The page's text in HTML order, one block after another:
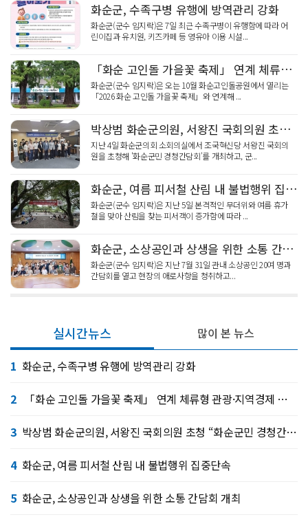
화순군, 수족구병 유행에 방역관리 강화
화순군(군수 임지락)은 7일 최근 수족구병이 유행함에 따라 어
린이집과 유치원, 키즈카페 등 영유아 이용 시설...
「화순 고인돌 가을꽃 축제」 연계 체류형 관광·지역경제 활성화 추진
화순군(군수 임지락)은 오는 10월 화순고인돌공원에서 열리는
「2026 화순 고인돌 가을꽃 축제」와 연계해 ...
박상범 화순군의원, 서왕진 국회의원 초청 “화순군민 경청간담회”개최
지난 4일 화순군의회 소회의실에서 조국혁신당 서왕진 국회의
원을 초청해 '화순군민 경청간담회'를 개최하고, 군...
화순군, 여름 피서철 산림 내 불법행위 집중단속
화순군(군수 임지락)은 지난 5일 본격적인 무더위와 여름 휴가
철을 맞아 산림을 찾는 피서객이 증가함에 따라 ...
화순군, 소상공인과 상생을 위한 소통 간담회 개최
화순군(군수 임지락)은 지난 7월 31일 관내 소상공인 20여 명과
간담회를 열고 현장의 애로사항을 청취하고...
실시간뉴스
1 화순군, 수족구병 유행에 방역관리 강화
2
「화순 고인돌 가을꽃 축제」 연계 체류형 관광·지역경제 활성화 추진
3 박상범 화순군의원, 서왕진 국회의원 초청 “화순군민 경청간담회”개최
4 화순군, 여름 피서철 산림 내 불법행위 집중단속
5 화순군, 소상공인과 상생을 위한 소통 간담회 개최
많이 본 뉴스